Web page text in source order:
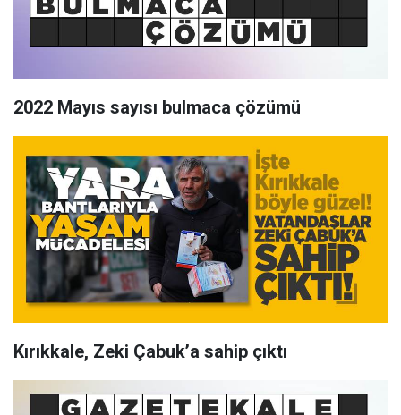
2022 Mayıs sayısı bulmaca çözümü
Kırıkkale, Zeki Çabuk’a sahip çıktı